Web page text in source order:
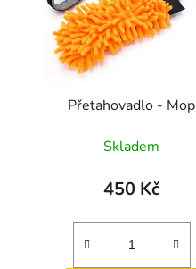
Přetahovadlo - Mop
Skladem
450 Kč